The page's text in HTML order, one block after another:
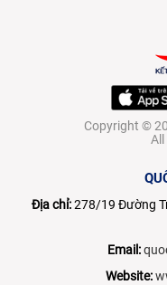
Copyright ©
All
Địa chỉ:278/19 Đường
Email:
Website: